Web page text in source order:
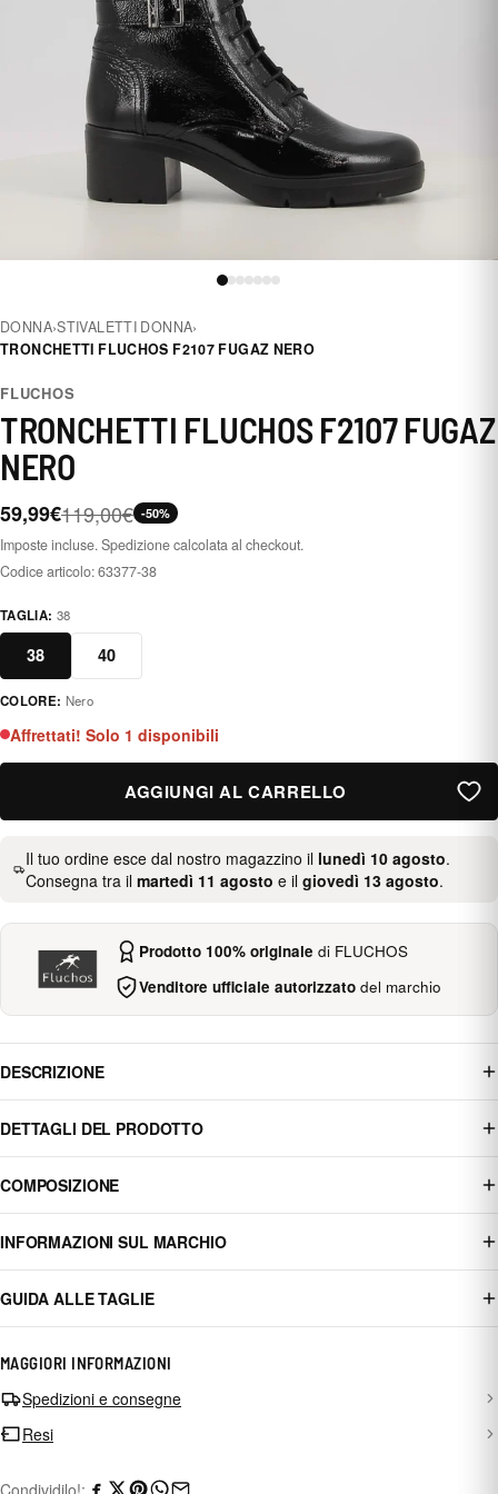
DONNA›STIVALETTI DONNA›
TRONCHETTI FLUCHOS F2107 FUGAZ NERO
FLUCHOS
TRONCHETTI FLUCHOS F2107 FUGAZ
NERO
59,99€119,00€ -50%
Imposte incluse. Spedizione calcolata al checkout.
Codice articolo:63377-38
TAGLIA: 38
38 40
negro
COLORE: Nero
Affrettati! Solo 1 disponibili
AGGIUNGI AL CARRELLO
Il tuo ordine esce dal nostro magazzino il lunedì 10 agosto.
Consegna tra il martedì 11 agosto e il giovedì 13 agosto.
Prodotto 100% originale di FLUCHOS
Venditore ufficiale autorizzatodel marchio
DESCRIZIONE
DETTAGLI DEL PRODOTTO
COMPOSIZIONE
INFORMAZIONI SUL MARCHIO
GUIDA ALLE TAGLIE
MAGGIORI INFORMAZIONI
Spedizioni e consegne
Resi
Condividilo!: